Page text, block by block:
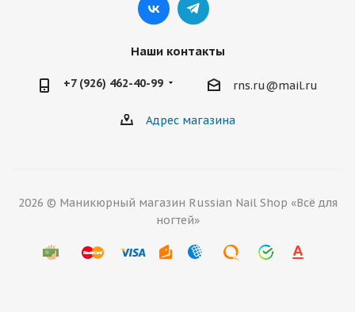
Наши контакты
+7 (926) 462-40-99 rns.ru@mail.ru
Адрес магазина
2026 © Маникюрный магазин Russian Nail Shop «Всё для
ногтей»